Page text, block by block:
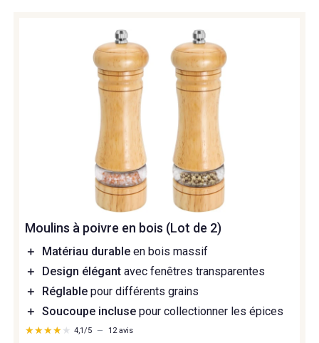
Moulins à poivre en bois (Lot de 2)
＋ Matériau durable en bois massif
＋
Design élégant avec fenêtres transparentes
＋
Réglable pour différents grains
＋ Soucoupe incluse pour collectionner les épices
★★★★★
★★★★★ 4,1/5 — 12 avis